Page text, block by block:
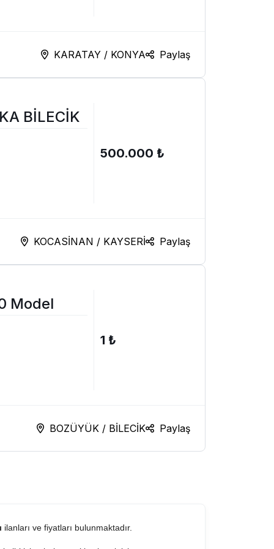
KARATAY / KONYA Paylaş
BİLECİK
500.000 ₺
KOCASİNAN / KAYSERİ Paylaş
Model
1 ₺
BOZÜYÜK / BİLECİK Paylaş
ilanları ve fiyatları bulunmaktadır.